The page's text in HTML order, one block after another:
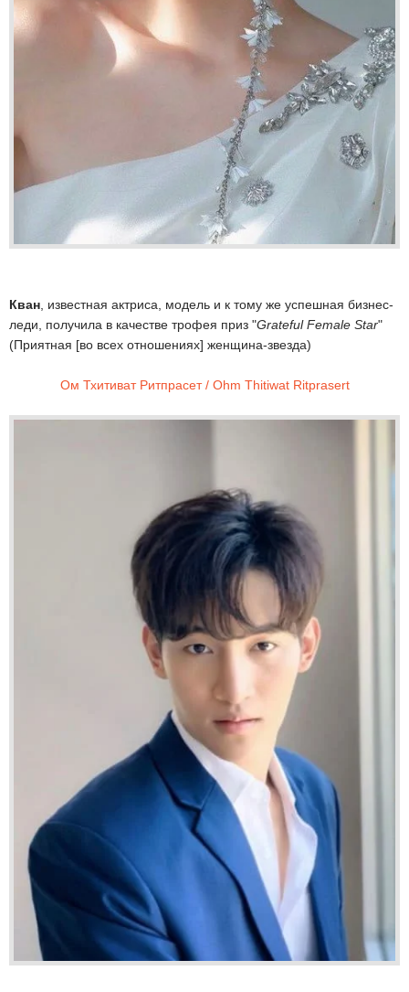
Кван , известная актриса, модель и к тому же успешная бизнес-
леди, получила в качестве трофея приз "Grateful Female Star"
(Приятная [во всех отношениях] женщина-звезда)
Ом Тхитиват Ритпрасет / Ohm Thitiwat Ritprasert